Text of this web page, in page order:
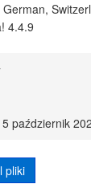
4.4.9
październik
pliki